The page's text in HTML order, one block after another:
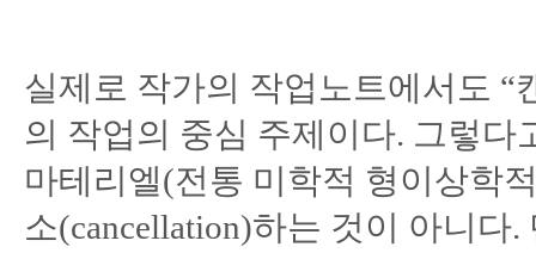
실제로 작가의 작업노트에서도
의 작업의 중심 주제이다. 그렇
마테리엘(전통 미학적 형이상학
소(cancellation)하는 것이 아니